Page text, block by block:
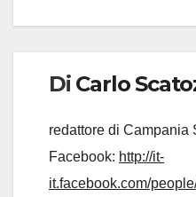
Di Carlo
redattore di Campania
Facebook: http://it-
it.facebook.com/